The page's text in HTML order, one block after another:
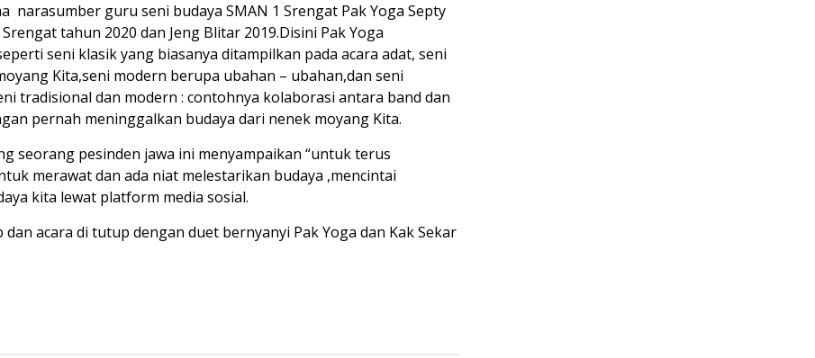
narasumber guru seni budaya SMAN 1 Srengat Pak Yoga Septy
tahun 2020 dan Jeng Blitar 2019.Disini Pak Yoga
seni klasik yang biasanya ditampilkan pada acara adat, seni
Kita,seni modern berupa ubahan – ubahan,dan seni
tradisional dan modern : contohnya kolaborasi antara band dan
pernah meninggalkan budaya dari nenek moyang Kita.
seorang pesinden jawa ini menyampaikan “untuk terus
merawat dan ada niat melestarikan budaya ,mencintai
kita lewat platform media sosial.
acara di tutup dengan duet bernyanyi Pak Yoga dan Kak Sekar